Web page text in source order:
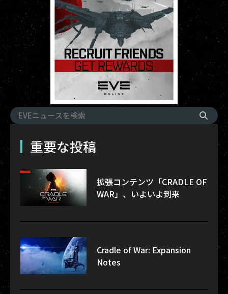
重要な投稿
拡張コンテンツ「CRADLE OF
WAR」、いよいよ到来
Cradle of War: Expansion
Notes